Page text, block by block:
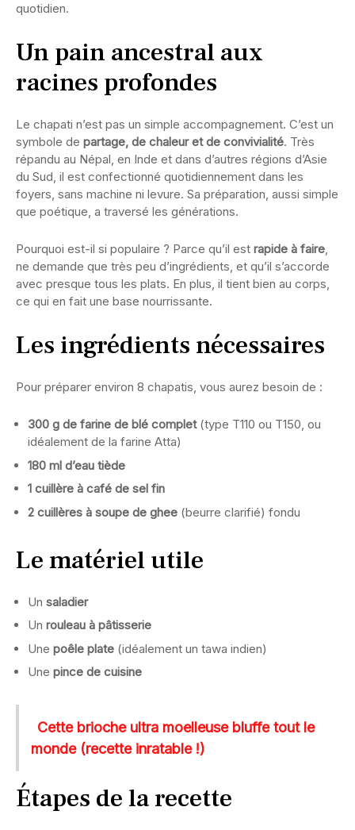
quotidien.
Un pain ancestral aux
racines profondes
Le chapati n’est pas un simple accompagnement. C’est un
symbole de partage, de chaleur et de convivialité. Très
répandu au Népal, en Inde et dans d’autres régions d’Asie
du Sud, il est confectionné quotidiennement dans les
foyers, sans machine ni levure. Sa préparation, aussi simple
que poétique, a traversé les générations.
Pourquoi est-il si populaire ? Parce qu’il est rapide à faire,
ne demande que très peu d’ingrédients, et qu’il s’accorde
avec presque tous les plats. En plus, il tient bien au corps,
ce qui en fait une base nourrissante.
Les ingrédients nécessaires
Pour préparer environ 8 chapatis, vous aurez besoin de :
300 g de farine de blé complet(type T110 ou T150, ou
idéalement de la farine Atta)
180 ml d’eau tiède
1 cuillère à café de sel fin
2 cuillères à soupe de ghee (beurre clarifié) fondu
Le matériel utile
Un saladier
Un rouleau à pâtisserie
Une poêle plate (idéalement un tawa indien)
Une pince de cuisine
Cette brioche ultra moelleuse bluffe tout le
monde (recette inratable !)
Étapes de la recette